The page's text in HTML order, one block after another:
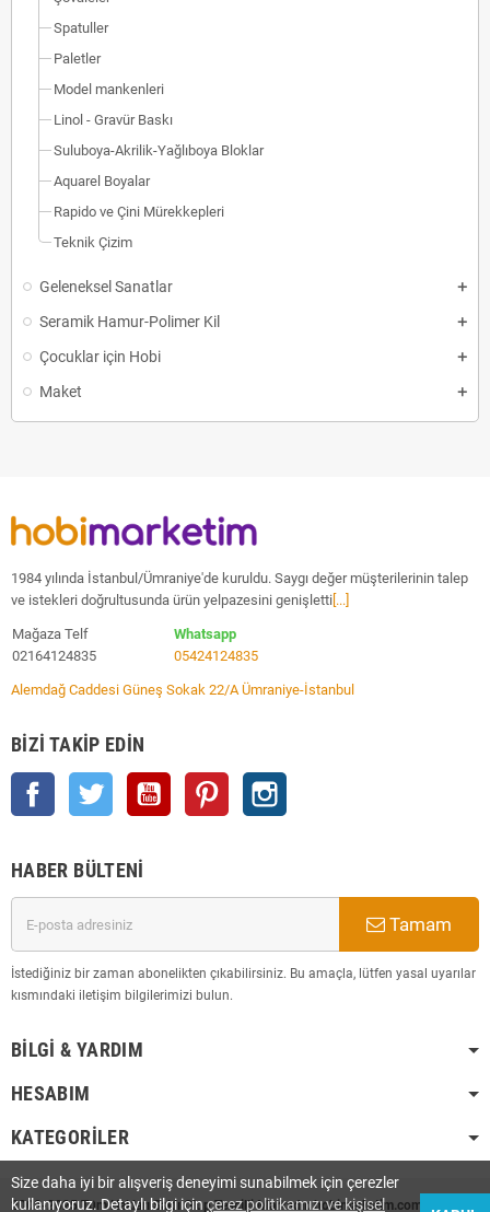
Spatuller
Paletler
Model mankenleri
Linol - Gravür Baskı
Suluboya-Akrilik-Yağlıboya Bloklar
Aquarel Boyalar
Rapido ve Çini Mürekkepleri
Teknik Çizim
Geleneksel Sanatlar
Seramik Hamur-Polimer Kil
Çocuklar için Hobi
Maket
1984 yılında İstanbul/Ümraniye'de kuruldu. Saygı değer müşterilerinin talep
ve istekleri doğrultusunda ürün yelpazesini genişletti [...]
Mağaza Telf
02164124835
Whatsapp
05424124835
Alemdağ Caddesi Güneş Sokak 22/A Ümraniye-İstanbul
BIZI TAKIP EDIN
Facebook Twitter YouTube Pinterest
HABER BÜLTENI
Tamam
İstediğiniz bir zaman abonelikten çıkabilirsiniz. Bu amaçla, lütfen yasal uyarılar
kısmındaki iletişim bilgilerimizi bulun.
BILGI & YARDIM
HESABIM
KATEGORILER
2008-2025 Tüm Hakları Saklı Olup Tescilli Markadır. hobimarketim.com
Size daha iyi bir alışveriş deneyimi sunabilmek için çerezler
kullanıyoruz. Detaylı bilgi içinçerez politikamızı ve kişisel